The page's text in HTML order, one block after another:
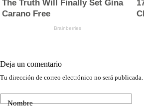
Deja un comentario
Tu dirección de correo electrónico no será publicada.
Nombre